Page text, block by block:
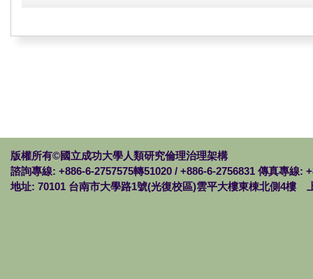
版權所有©國立成功大學人類研究倫理治理架構
諮詢專線: +886-6-2757575轉51020 / +886-6-2756831 傳真專
地址: 70101 台南市大學路1號(光復校區)雲平大樓東棟北側4樓